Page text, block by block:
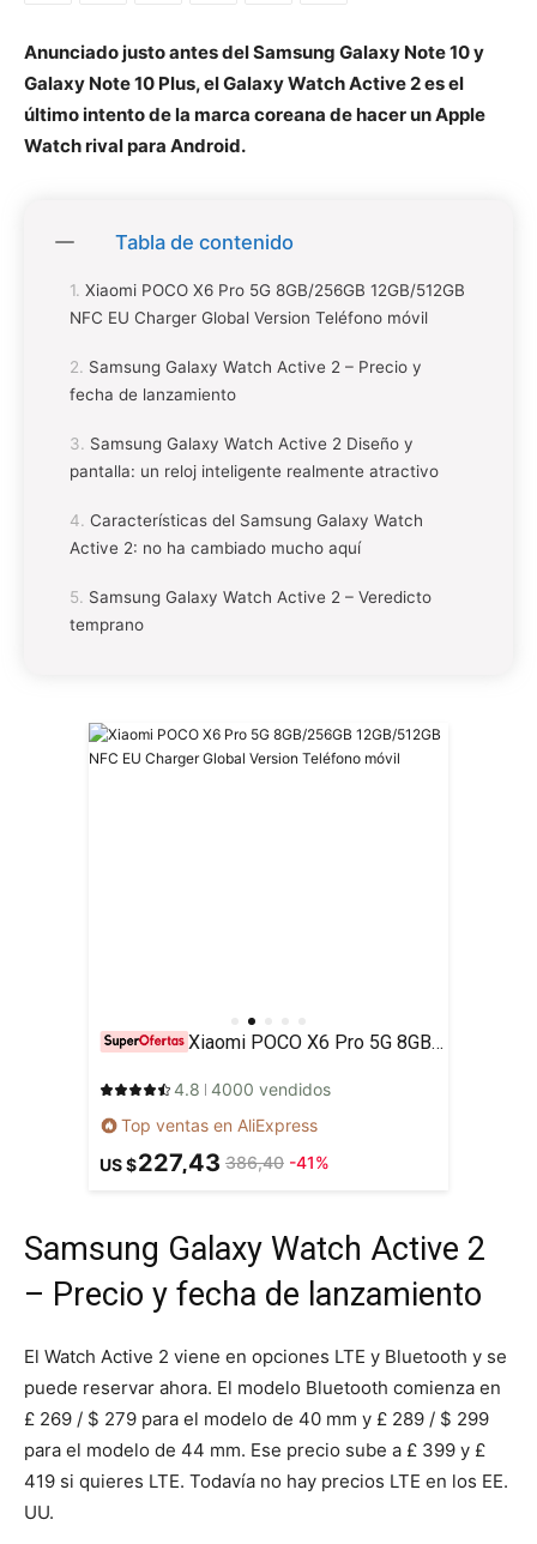
Anunciado justo antes del Samsung Galaxy Note 10 y
Galaxy Note 10 Plus, el Galaxy Watch Active 2 es el
último intento de la marca coreana de hacer un Apple
Watch rival para Android.
Tabla de contenido
Xiaomi POCO X6 Pro 5G 8GB/256GB 12GB/512GB
NFC EU Charger Global Version Teléfono móvil
Samsung Galaxy Watch Active 2 – Precio y
fecha de lanzamiento
Samsung Galaxy Watch Active 2 Diseño y
pantalla: un reloj inteligente realmente atractivo
Características del Samsung Galaxy Watch
Active 2: no ha cambiado mucho aquí
Samsung Galaxy Watch Active 2 – Veredicto
temprano
Xiaomi POCO X6 Pro 5G 8GB/256GB 12GB/512GB NFC EU Charger Global Version Teléfono móvil
4.8 4000 vendidos
Top ventas en AliExpress
US $227,43 386,40 -41%
Samsung Galaxy Watch Active 2
– Precio y fecha de lanzamiento
El Watch Active 2 viene en opciones LTE y Bluetooth y se
puede reservar ahora. El modelo Bluetooth comienza en
£ 269 / $ 279 para el modelo de 40 mm y £ 289 / $ 299
para el modelo de 44 mm. Ese precio sube a £ 399 y £
419 si quieres LTE. Todavía no hay precios LTE en los EE.
UU.